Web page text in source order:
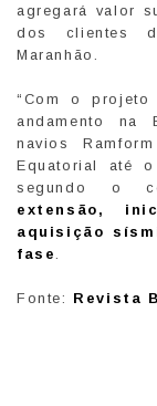
agregará valor
dos clientes
Maranhão.
“Com o projeto
andamento na
navios
Equatorial até o
segundo o
extensão,
aquisição
fase
Fonte: Revista